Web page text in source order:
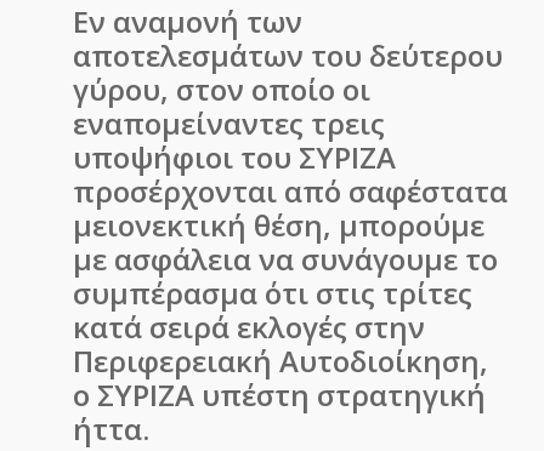
Εν αναμονή των
αποτελεσμάτων του δεύτερου
γύρου, στον οποίο οι
εναπομείναντες τρεις
υποψήφιοι του ΣΥΡΙΖΑ
προσέρχονται από σαφέστατα
μειονεκτική θέση, μπορούμε
με ασφάλεια να συνάγουμε το
συμπέρασμα ότι στις τρίτες
κατά σειρά εκλογές στην
Περιφερειακή Αυτοδιοίκηση,
ο ΣΥΡΙΖΑ υπέστη στρατηγική
ήττα.